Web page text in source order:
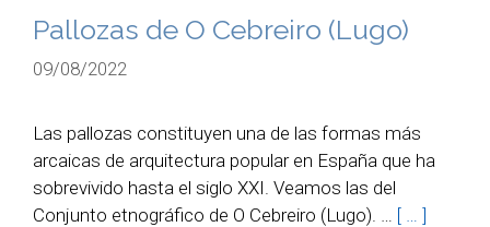
Pallozas de O Cebreiro (Lugo)
09/08/2022
Las pallozas constituyen una de las formas más
arcaicas de arquitectura popular en España que ha
sobrevivido hasta el siglo XXI. Veamos las del
Conjunto etnográfico de O Cebreiro (Lugo). … [ … ]